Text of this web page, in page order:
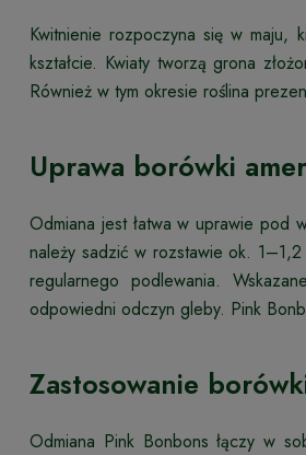
Kwitnienie rozpoczyna się w maju,
kształcie. Kwiaty tworzą grona
Również w tym okresie roślina
Uprawa borówki
Odmiana jest łatwa w uprawie pod
należy sadzić w rozstawie ok.
regularnego podlewania.
odpowiedni odczyn gleby. Pink
Zastosowanie
Odmiana Pink Bonbons łączy w